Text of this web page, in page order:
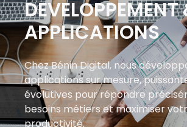
DEVELOPPEMENT
APPLICATIONS
Chez Bénin Digital, nous
applications sur mesure,
évolutives pour répondre
besoins métiers et maximiser
productivité.